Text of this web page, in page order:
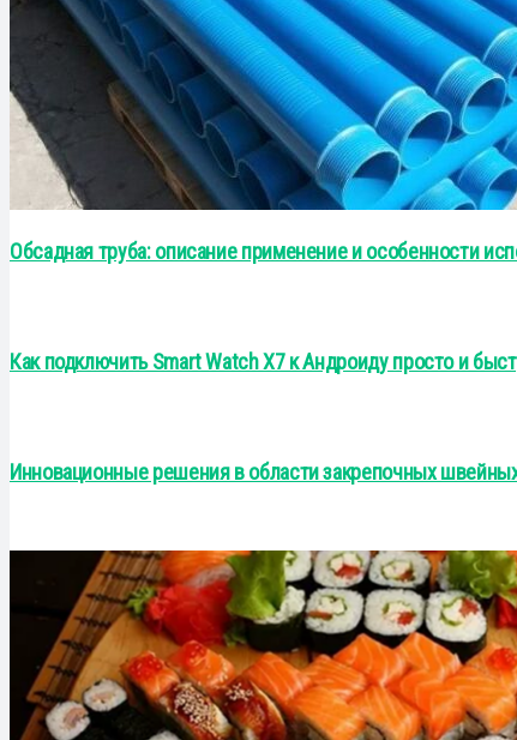
Обсадная труба: описание применение и особенности
Как подключить Smart Watch X7 к Андроиду просто и
Инновационные решения в области закрепочных